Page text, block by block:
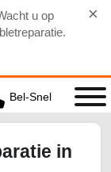
u op
×
Bel-Snel
in